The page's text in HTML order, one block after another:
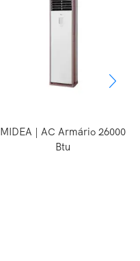
MIDEA | AC Armário 26000
Btu